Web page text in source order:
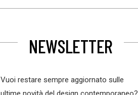
NEWSLETTER
Vuoi restare sempre aggiornato sulle